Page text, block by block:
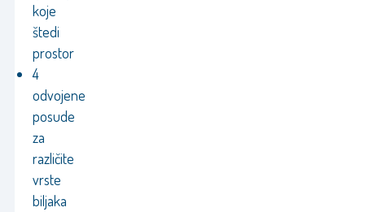
koje
štedi
prostor
4
odvojene
posude
za
različite
vrste
biljaka